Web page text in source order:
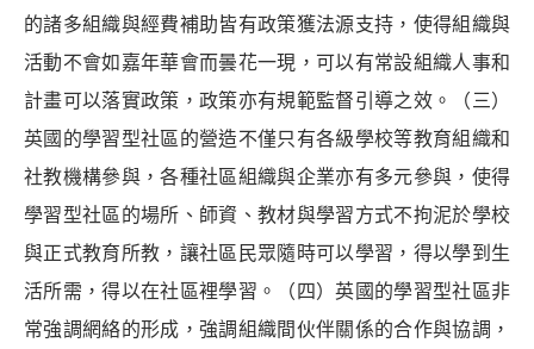
的諸多組織與經費補助皆有政策獲法源支持，使得組織與
活動不會如嘉年華會而曇花一現，可以有常設組織人事和
計畫可以落實政策，政策亦有規範監督引導之效。（三）
英國的學習型社區的營造不僅只有各級學校等教育組織和
社教機構參與，各種社區組織與企業亦有多元參與，使得
學習型社區的場所、師資、教材與學習方式不拘泥於學校
與正式教育所教，讓社區民眾隨時可以學習，得以學到生
活所需，得以在社區裡學習。（四）英國的學習型社區非
常強調網絡的形成，強調組織間伙伴關係的合作與協調，